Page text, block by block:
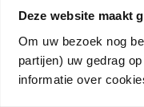
Deze website maakt
Om uw bezoek nog
partijen) uw gedrag
informatie over